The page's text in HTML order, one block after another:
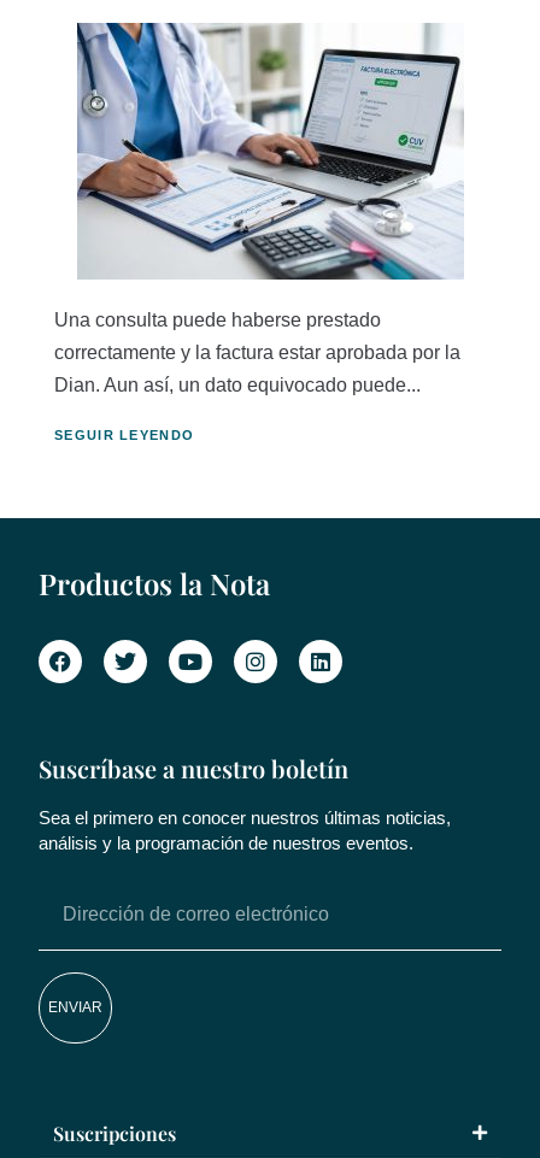
Una consulta puede haberse prestado
correctamente y la factura estar aprobada por la
Dian. Aun así, un dato equivocado puede...
SEGUIR LEYENDO
Productos la Nota
Suscríbase a nuestro boletín
Sea el primero en conocer nuestros últimas noticias,
análisis y la programación de nuestros eventos.
ENVIAR
Suscripciones